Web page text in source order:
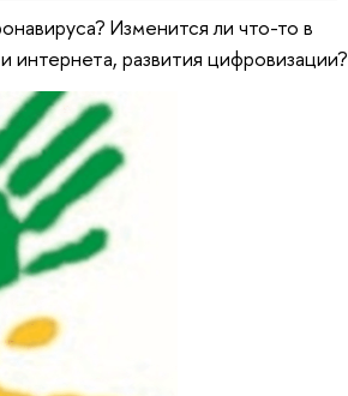
Изменится ли что-то в
интернета, развития цифровизации?